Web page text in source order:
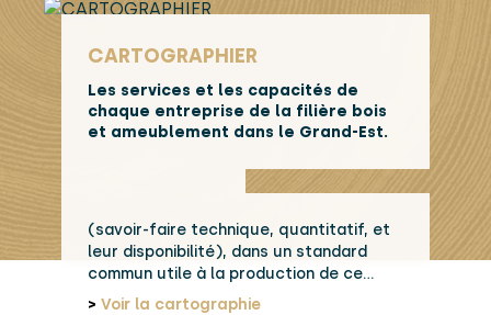
CARTOGRAPHIER
Les services et les capacités de
chaque entreprise de la filière bois
et ameublement dans le Grand-Est.
(savoir-faire technique, quantitatif, et
leur disponibilité), dans un standard
commun utile à la production de ce
secteur.
> Voir la cartographie